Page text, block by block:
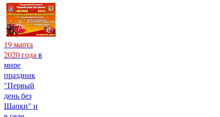
19 марта
2020 года в
мире
праздник
"Первый
день без
Шапки" и